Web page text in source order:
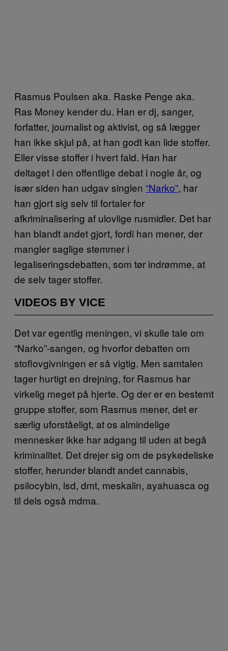
Rasmus Poulsen aka. Raske Penge aka.
Ras Money kender du. Han er dj, sanger,
forfatter, journalist og aktivist, og så lægger
han ikke skjul på, at han godt kan lide stoffer.
Eller visse stoffer i hvert fald. Han har
deltaget i den offentlige debat i nogle år, og
især siden han udgav singlen “Narko”, har
han gjort sig selv til fortaler for
afkriminalisering af ulovlige rusmidler. Det har
han blandt andet gjort, fordi han mener, der
mangler saglige stemmer i
legaliseringsdebatten, som tør indrømme, at
de selv tager stoffer.
VIDEOS BY VICE
Det var egentlig meningen, vi skulle tale om
“Narko”-sangen, og hvorfor debatten om
stoflovgivningen er så vigtig. Men samtalen
tager hurtigt en drejning, for Rasmus har
virkelig meget på hjerte. Og der er en bestemt
gruppe stoffer, som Rasmus mener, det er
særlig uforståeligt, at os almindelige
mennesker ikke har adgang til uden at begå
kriminalitet. Det drejer sig om de psykedeliske
stoffer, herunder blandt andet cannabis,
psilocybin, lsd, dmt, meskalin, ayahuasca og
til dels også mdma.